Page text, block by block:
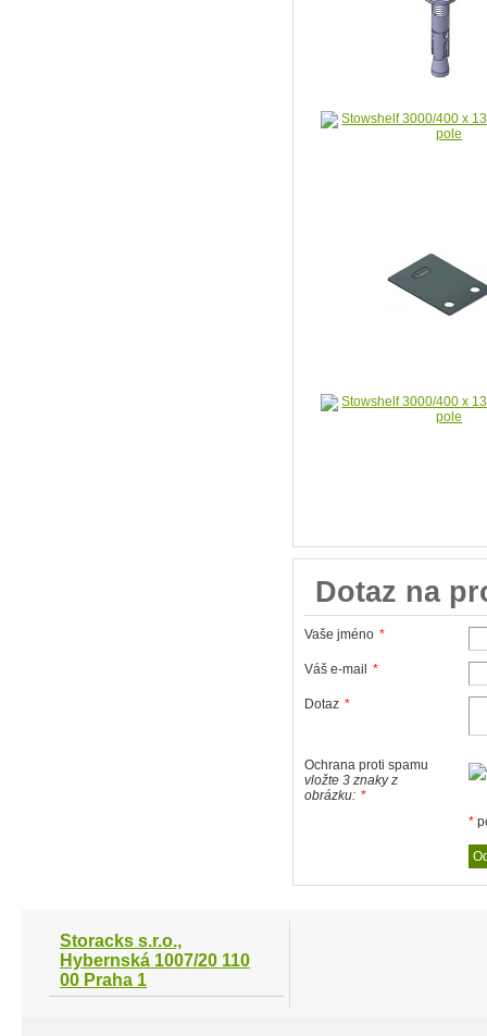
Dotaz na
Vaše jméno *
Váš e-mail *
Dotaz *
Ochrana proti spamu
vložte 3 znaky z
obrázku: *
*
Storacks s.r.o.,
Hybernská 1007/20 110
00 Praha 1